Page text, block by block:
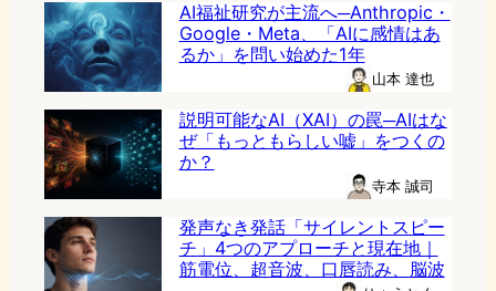
AI福祉研究が主流へ─Anthropic・
Google・Meta、「AIに感情はあ
るか」を問い始めた1年
山本 達也
説明可能なAI（XAI）の罠─AIはな
ぜ「もっともらしい嘘」をつくの
か？
寺本 誠司
発声なき発話「サイレントスピー
チ」4つのアプローチと現在地｜
筋電位、超音波、口唇読み、脳波